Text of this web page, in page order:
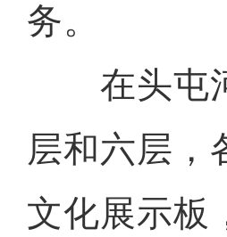
务。
在头屯河
层和六层，
文化展示板